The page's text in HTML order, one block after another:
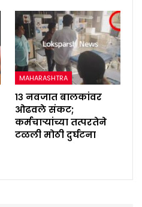
MAHARASHTRA
१३ नवजात बालकांवर
ओढवले संकट;
कर्मचाऱ्यांच्या तत्परतेने
टळली मोठी दुर्घटना